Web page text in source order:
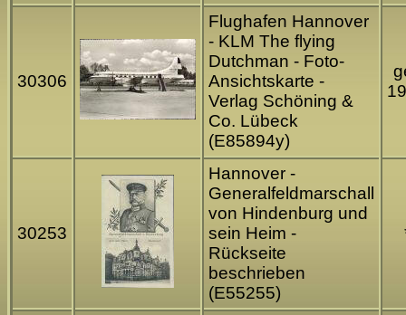
30306
Flughafen Hannover
- KLM The flying
Dutchman - Foto-
Ansichtskarte -
Verlag Schöning &
Co. Lübeck
(E85894y)
30253
Hannover -
Generalfeldmarschall
von Hindenburg und
sein Heim -
Rückseite
beschrieben
(E55255)